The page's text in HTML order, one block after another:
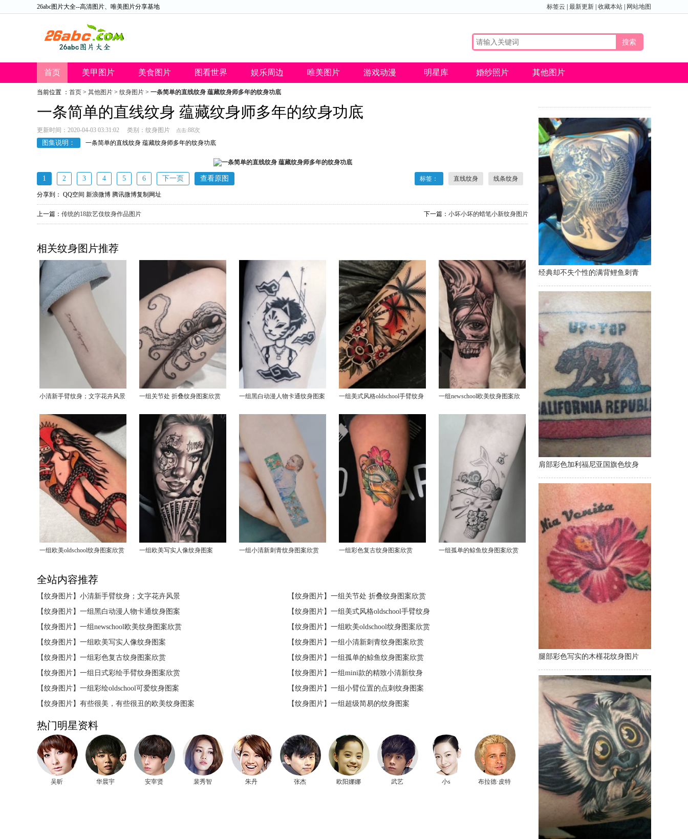
26abc图片大全--高清图片、唯美图片分享基地 标签云 最新更新 收藏本站 网站地图
首页 美甲图片 美食图片 图看世界 娱乐周边 唯美图片 游戏动漫 明星库 婚纱照片 其他图片
当前位置 ： 首页 > 其他图片 > 纹身图片 > 一条简单的直线纹身 蕴藏纹身师多年的纹身功底
一条简单的直线纹身 蕴藏纹身师多年的纹身功底
更新时间：2020-04-03 03:31:02 类别： 纹身图片 点击:88次
图集说明： 一条简单的直线纹身 蕴藏纹身师多年的纹身功底
1 2 3 4 5 6 下一页 查看原图 标签： 直线纹身 线条纹身
分享到： QQ空间 新浪微博 腾讯微博复制网址
上一篇： 传统的18款艺伎纹身作品图片 下一篇： 小坏小坏的蜡笔小新纹身图片
相关纹身图片推荐
小清新手臂纹身；文字花卉风景 一组关节处 折叠纹身图案欣赏 一组黑白动漫人物卡通纹身图案 一组美式风格oldschool手臂纹身 一组newschool欧美纹身图案欣
一组欧美oldschool纹身图案欣赏 一组欧美写实人像纹身图案 一组小清新刺青纹身图案欣赏 一组彩色复古纹身图案欣赏 一组孤单的鲸鱼纹身图案欣赏
全站内容推荐
【纹身图片】 小清新手臂纹身；文字花卉风景 【纹身图片】 一组关节处 折叠纹身图案欣赏
【纹身图片】 一组黑白动漫人物卡通纹身图案 【纹身图片】 一组美式风格oldschool手臂纹身
【纹身图片】 一组newschool欧美纹身图案欣赏 【纹身图片】 一组欧美oldschool纹身图案欣赏
【纹身图片】 一组欧美写实人像纹身图案 【纹身图片】 一组小清新刺青纹身图案欣赏
【纹身图片】 一组彩色复古纹身图案欣赏 【纹身图片】 一组孤单的鲸鱼纹身图案欣赏
【纹身图片】 一组日式彩绘手臂纹身图案欣赏 【纹身图片】 一组mini款的精致小清新纹身
【纹身图片】 一组彩绘oldschool可爱纹身图案 【纹身图片】 一组小臂位置的点刺纹身图案
【纹身图片】 有些很美，有些很丑的欧美纹身图案 【纹身图片】 一组超级简易的纹身图案
热门明星资料
吴昕 华晨宇 安宰贤 裴秀智 朱丹 张杰 欧阳娜娜 武艺 小s 布拉德·皮特
经典却不失个性的满背鲤鱼刺青
肩部彩色加利福尼亚国旗色纹身
腿部彩色写实的木槿花纹身图片